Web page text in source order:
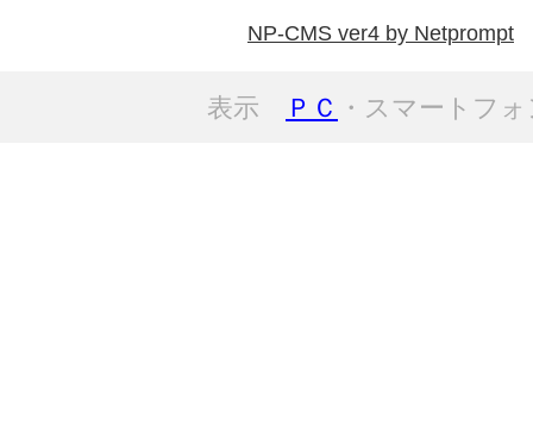
NP-CMS ver4 by Netprompt
表示 ＰＣ ・スマートフ